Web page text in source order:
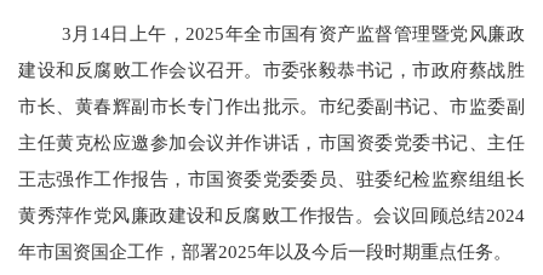
3月14日上午，2025年全市国有资产监督管理暨党风廉政
建设和反腐败工作会议召开。市委张毅恭书记，市政府蔡战胜
市长、黄春辉副市长专门作出批示。市纪委副书记、市监委副
主任黄克松应邀参加会议并作讲话，市国资委党委书记、主任
王志强作工作报告，市国资委党委委员、驻委纪检监察组组长
黄秀萍作党风廉政建设和反腐败工作报告。会议回顾总结2024
年市国资国企工作，部署2025年以及今后一段时期重点任务。